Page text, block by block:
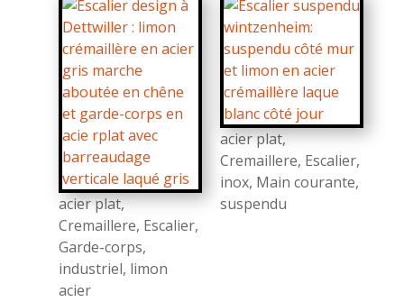
acier plat,
Cremaillere, Escalier,
Garde-corps,
industriel, limon
acier
acier plat,
Cremaillere, Escalier,
inox, Main courante,
suspendu